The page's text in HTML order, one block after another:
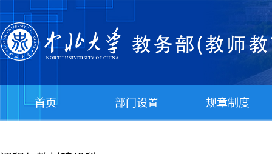
首页 部门设置 规章制度